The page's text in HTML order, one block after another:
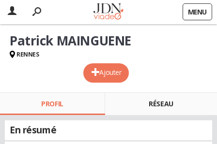
MENU
Ajouter
Patrick MAINGUENE
RENNES
PROFIL RÉSEAU
En résumé